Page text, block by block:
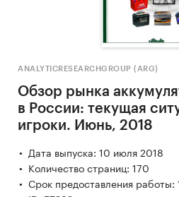
ANALYTICRESEARCHGROUP (ARG)
Обзор рынка
в России: текущая
игроки. Июнь, 2018
Дата выпуска: 10 июля 2018
Количество страниц: 170
Срок предоставления работы: